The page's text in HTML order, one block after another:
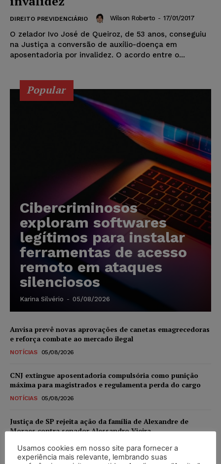
DIREITO PREVIDENCIÁRIO Wilson Roberto - 17/01/2017
O zelador Ivo José de Queiroz, de 53 anos, conseguiu
na Justiça a conversão de auxílio-doença em
aposentadoria por invalidez. O acordo entre o...
Popular
Cibercriminosos
exploram softwares
legítimos para instalar
ferramentas de acesso
remoto em ataques
silenciosos
Karina Silvério - 05/08/2026
Anvisa prevê novas aprovações de canetas emagrecedoras
e reforça combate ao mercado ilegal
NOTÍCIAS 05/08/2026
CNJ extingue aposentadoria compulsória como punição
máxima para magistrados e regulamenta perda do cargo
NOTÍCIAS 05/08/2026
Justiça de SP rejeita ação da família de Alexandre de
Moraes contra senador Alessandro Vieira
NOTÍCIAS 05/08/2026
Usamos cookies em nosso site para fornecer a
experiência mais relevante, lembrando suas